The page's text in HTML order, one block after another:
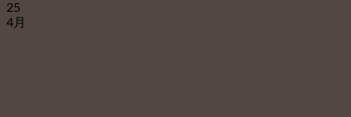
25
4月